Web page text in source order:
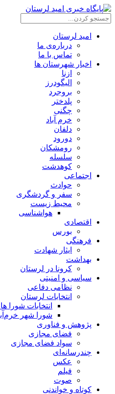
امید لرستان
درباره‌ی ما
تماس با ما
اخبار شهرستان ها
ازنا
الیگودرز
بروجرد
پلدختر
چگنی
خرم آباد
دلفان
دورود
رومشکان
سلسله
کوهدشت
اجتماعی
حوادث
سفر و گردشگری
محیط زیست
هواشناسی
اقتصادی
بورس
فرهنگی
ایثار شهادت
بهداشت
کرونا در لرستان
سیاسی و امنیتی
نظامی دفاعی
انتخابات لرستان
انتخابات شورا
شورا شهر
پژوهش و فناوری
فضای مجازی
سواد فضای مجازی
چندرسانه‌ای
عكس
فیلم
صوت
کوتاه و خواندنی